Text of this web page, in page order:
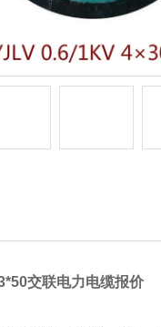
交联电力电缆报价